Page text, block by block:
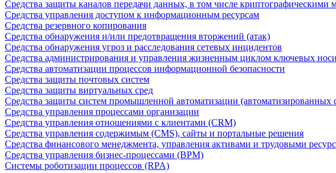
Средства защиты каналов передачи данных, в том числе криптографическими
Средства управления доступом к информационным ресурсам
Средства резервного копирования
Средства обнаружения и/или предотвращения вторжений (атак)
Средства обнаружения угроз и расследования сетевых инцидентов
Средства администрирования и управления жизненным циклом ключевых
Средства автоматизации процессов информационной безопасности
Средства защиты почтовых систем
Средства защиты виртуальных сред
Средства защиты систем промышленной автоматизации (автоматизированных
Средства управления процессами организации
Средства управления отношениями с клиентами (CRM)
Средства управления содержимым (CMS), сайты и портальные решения
Средства финансового менеджмента, управления активами и трудовыми
Средства управления бизнес-процессами (BPM)
Системы роботизации процессов (RPA)